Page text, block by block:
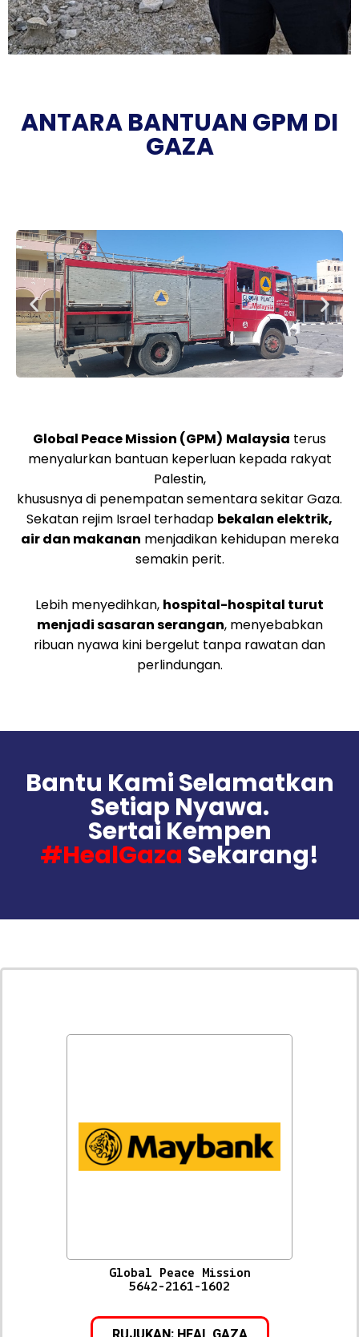
ANTARA BANTUAN GPM DI
GAZA
Global Peace Mission (GPM) Malaysia terus
menyalurkan bantuan keperluan kepada rakyat
Palestin,
khususnya di penempatan sementara sekitar Gaza.
Sekatan rejim Israel terhadap bekalan elektrik,
air dan makanan menjadikan kehidupan mereka
semakin perit.
Lebih menyedihkan, hospital-hospital turut
menjadi sasaran serangan, menyebabkan
ribuan nyawa kini bergelut tanpa rawatan dan
perlindungan.
Bantu Kami Selamatkan
Setiap Nyawa.
Sertai Kempen
#HealGaza Sekarang!
Global Peace Mission
5642-2161-1602